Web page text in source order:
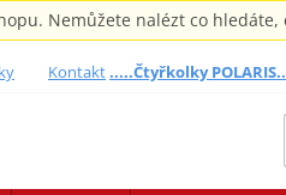
Nemůžete nalézt co
Kontakt.....Čtyřkolky